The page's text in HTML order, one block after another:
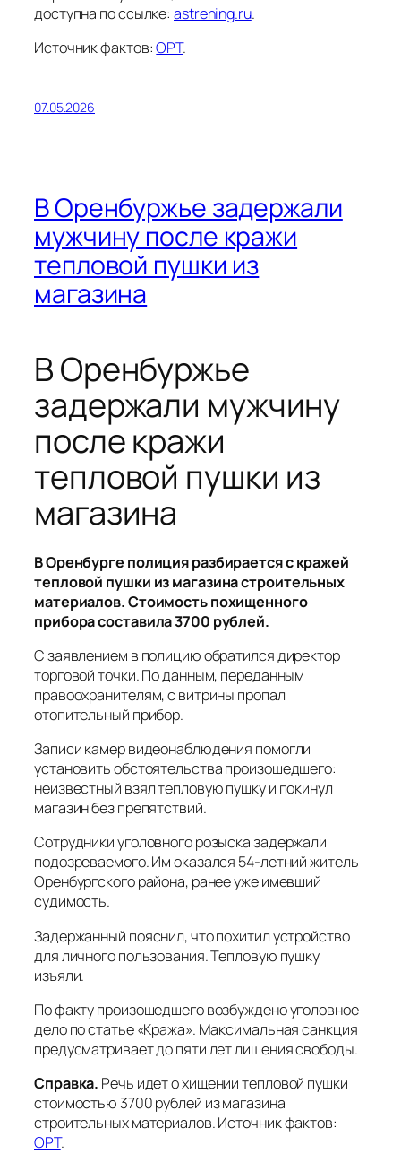
доступна по ссылке: astrening.ru.
Источник фактов:ОРТ.
07.05.2026
В Оренбуржье задержали
мужчину после кражи
тепловой пушки из
магазина
В Оренбуржье
задержали мужчину
после кражи
тепловой пушки из
магазина
В Оренбурге полиция разбирается с кражей
тепловой пушки из магазина строительных
материалов. Стоимость похищенного
прибора составила 3700 рублей.
С заявлением в полицию обратился директор
торговой точки. По данным, переданным
правоохранителям, с витрины пропал
отопительный прибор.
Записи камер видеонаблюдения помогли
установить обстоятельства произошедшего:
неизвестный взял тепловую пушку и покинул
магазин без препятствий.
Сотрудники уголовного розыска задержали
подозреваемого. Им оказался 54-летний житель
Оренбургского района, ранее уже имевший
судимость.
Задержанный пояснил, что похитил устройство
для личного пользования. Тепловую пушку
изъяли.
По факту произошедшего возбуждено уголовное
дело по статье «Кража». Максимальная санкция
предусматривает до пяти лет лишения свободы.
Справка. Речь идет о хищении тепловой пушки
стоимостью 3700 рублей из магазина
строительных материалов. Источник фактов:
ОРТ.